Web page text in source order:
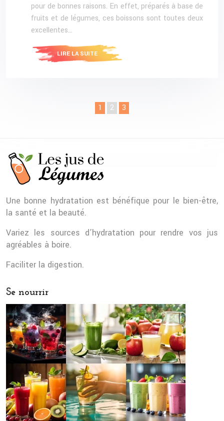
pour de bonnes raisons. En effet, préparés à base de
fruits et de légumes, ces boissons sont toutes deux
excellentes…
LIRE LA SUITE
1 2 3
Une bonne hydratation est bénéfique pour le bien-être,
la santé et la beauté.
Variez les sources d’hydratation pour rendre vos jus
agréables à boire.
Faciliter la digestion.
Se nourrir